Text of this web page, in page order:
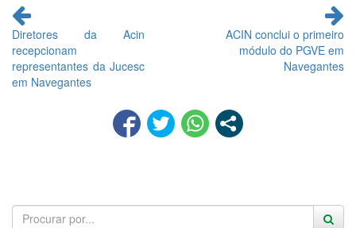
Continue
lendo
Diretores da Acin
recepcionam
representantes da Jucesc
em Navegantes
ACIN conclui o primeiro
módulo do PGVE em
Navegantes